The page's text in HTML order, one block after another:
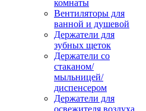
комнаты
Вентиляторы для
ванной и душевой
Держатели для
зубных щеток
Держатели со
стаканом/
мыльницей/
диспенсером
Держатели для
освежителя воздуха